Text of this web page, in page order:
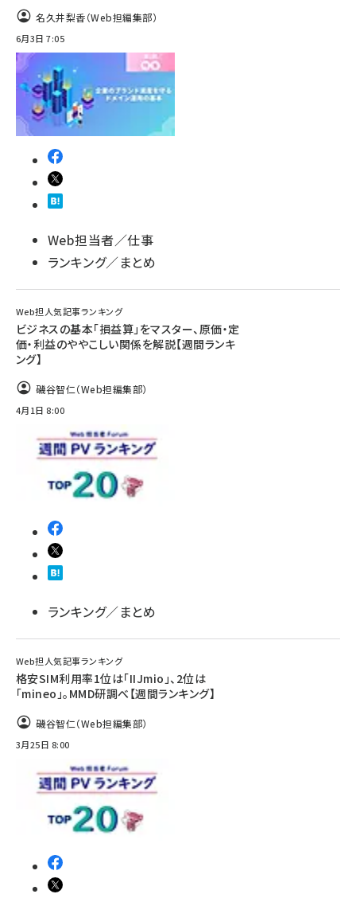
名久井梨香（Web担編集部）
6月3日 7:05
Web担当者／仕事
ランキング／まとめ
Web担人気記事ランキング
ビジネスの基本「損益算」をマスター、原価・定
価・利益のややこしい関係を解説【週間ランキ
ング】
磯谷智仁（Web担編集部）
4月1日 8:00
ランキング／まとめ
Web担人気記事ランキング
格安SIM利用率1位は「IIJmio」、2位は
「mineo」。MMD研調べ【週間ランキング】
磯谷智仁（Web担編集部）
3月25日 8:00